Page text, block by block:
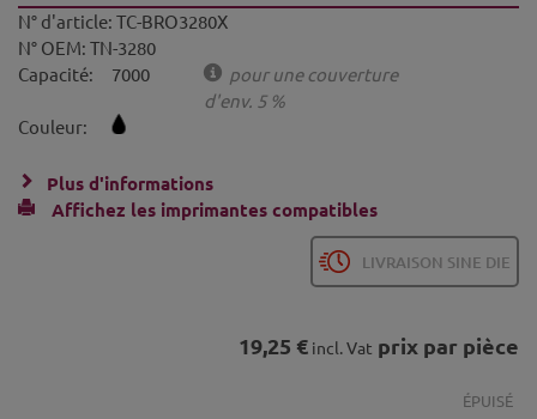
N° d'article: TC-BRO3280X
N° OEM: TN-3280
Capacité:
7000
pour une couverture
d'env. 5 %
Couleur:
Plus d'informations
Affichez les imprimantes compatibles
LIVRAISON SINE DIE
19,25 € incl. Vat prix par pièce
ÉPUISÉ